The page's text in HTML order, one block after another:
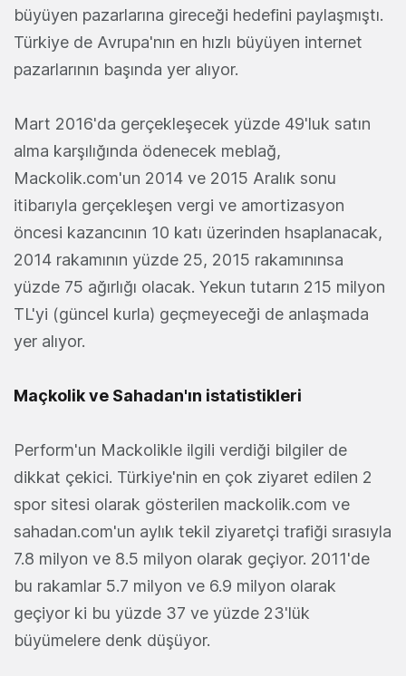
büyüyen pazarlarına gireceği hedefini paylaşmıştı.
Türkiye de Avrupa'nın en hızlı büyüyen internet
pazarlarının başında yer alıyor.
Mart 2016'da gerçekleşecek yüzde 49'luk satın
alma karşılığında ödenecek meblağ,
Mackolik.com'un 2014 ve 2015 Aralık sonu
itibarıyla gerçekleşen vergi ve amortizasyon
öncesi kazancının 10 katı üzerinden hsaplanacak,
2014 rakamının yüzde 25, 2015 rakamınınsa
yüzde 75 ağırlığı olacak. Yekun tutarın 215 milyon
TL'yi (güncel kurla) geçmeyeceği de anlaşmada
yer alıyor.
Maçkolik ve Sahadan'ın istatistikleri
Perform'un Mackolikle ilgili verdiği bilgiler de
dikkat çekici. Türkiye'nin en çok ziyaret edilen 2
spor sitesi olarak gösterilen mackolik.com ve
sahadan.com'un aylık tekil ziyaretçi trafiği sırasıyla
7.8 milyon ve 8.5 milyon olarak geçiyor. 2011'de
bu rakamlar 5.7 milyon ve 6.9 milyon olarak
geçiyor ki bu yüzde 37 ve yüzde 23'lük
büyümelere denk düşüyor.